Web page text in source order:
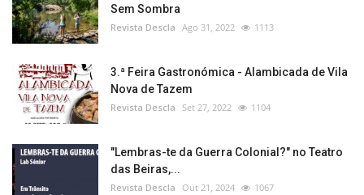
Sem Sombra
Revista Descla Ago 31, 2022 1113
3.ª Feira Gastronómica - Alambicada de Vila
Nova de Tazem
Revista Descla Set 27, 2022 1104
"Lembras-te da Guerra Colonial?" no Teatro
das Beiras,...
Revista Descla Out 21, 2024 1067